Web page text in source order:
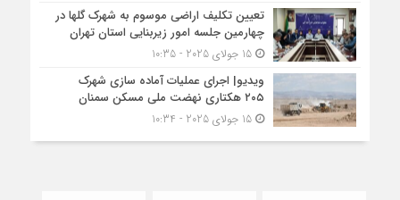
تعیین تکلیف اراضی موسوم به شهرک گلها در
چهارمین جلسه امور زیربنایی استان تهران
15 جولای 2025 - 10:35
ویدیو| اجرای عملیات آماده سازی شهرک
۲۰۵ هکتاری نهضت ملی مسکن سمنان
15 جولای 2025 - 10:34